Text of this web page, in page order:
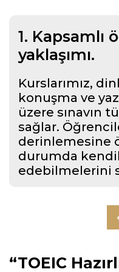
1. Kapsamlı
yaklaşımı.
Kurslarımız,
konuşma ve
üzere sınavın
sağlar.
derinlemesine
durumda
edebilmelerini
“TOEIC